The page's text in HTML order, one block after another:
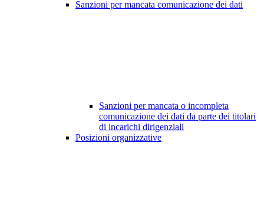
Sanzioni per mancata comunicazione dei dati
Sanzioni per mancata o incompleta
comunicazione dei dati da parte dei titolari
di incarichi dirigenziali
Posizioni organizzative